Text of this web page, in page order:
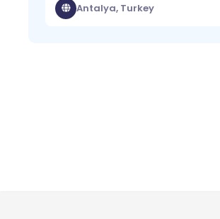
Antalya, Turkey